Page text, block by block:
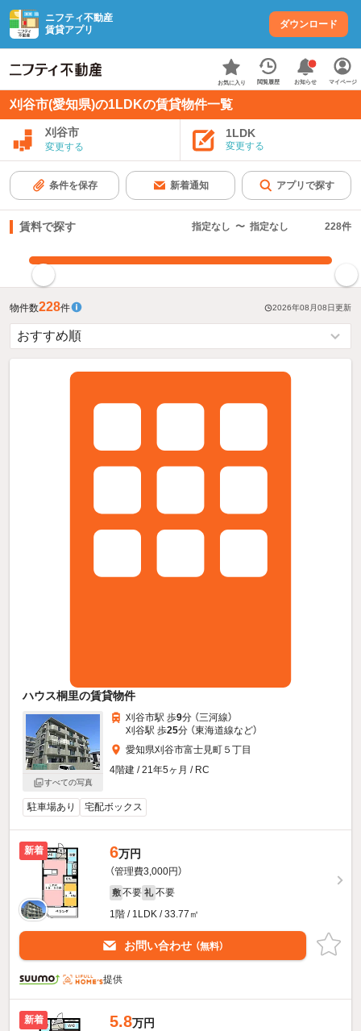
ニフティ不動産
賃貸アプリ
ダウンロード
お気に入り 閲覧履歴 お知らせ マイページ
刈谷市(愛知県)の1LDKの賃貸物件一覧
刈谷市
変更する
1LDK
変更する
条件を保存 新着通知 アプリで探す
賃料で探す 指定なし 〜 指定なし 228件
物件数228件 2026年08月08日更新
ハウス桐里の賃貸物件
すべての写真
刈谷市駅 歩9分 （三河線）
刈谷駅 歩25分 （東海道線など）
愛知県刈谷市富士見町５丁目
4階建 / 21年5ヶ月 / RC
駐車場あり 宅配ボックス
新着 6万円
（管理費3,000円）
敷 不要 礼 不要
1階 / 1LDK / 33.77㎡
お問い合わせ （無料）
提供
新着 5.8万円